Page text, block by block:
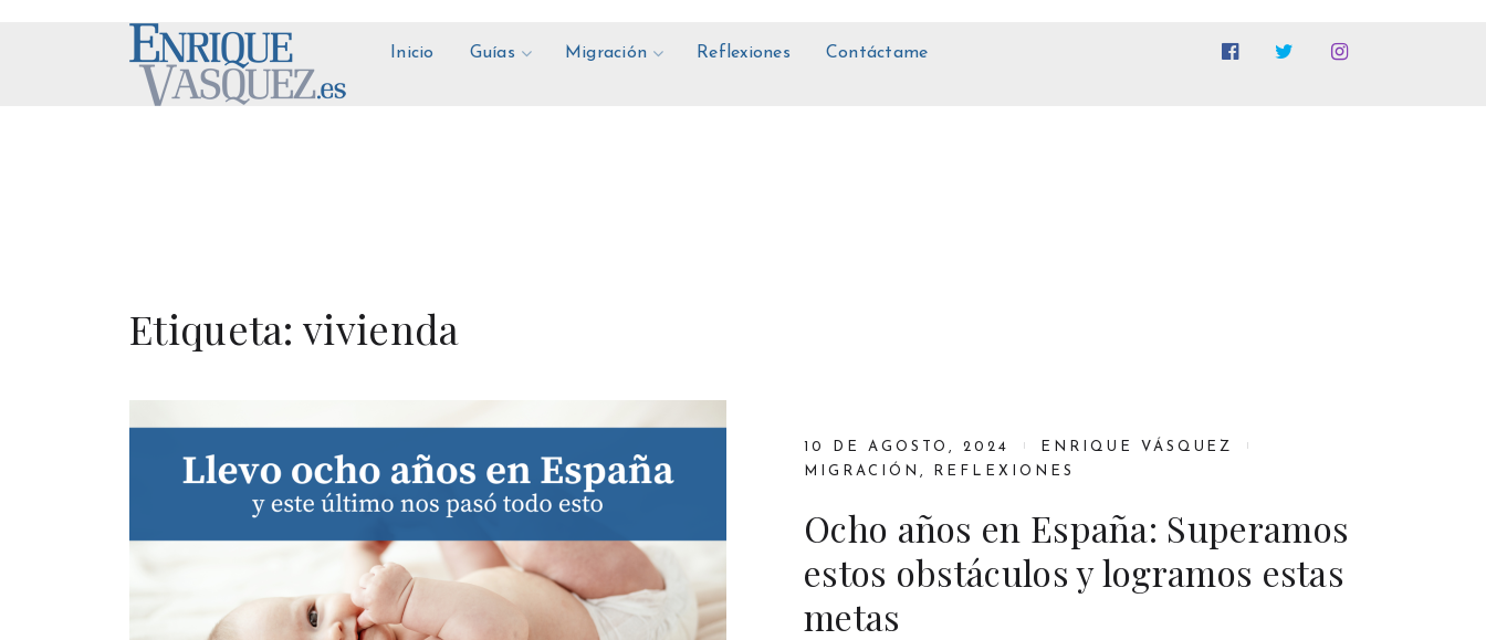
Inicio Guías Migración Reflexiones Contáctame
Etiqueta:vivienda
10 DE AGOSTO, 2024
ENRIQUE VÁSQUEZ
MIGRACIÓN , REFLEXIONES
Ocho años en España: Superamos
estos obstáculos y logramos estas
metas